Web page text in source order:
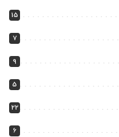
15
7
9
5
22
6